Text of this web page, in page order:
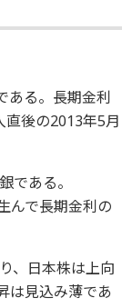
ある。長期金利
後の2013年5月
である。
んで長期金利の
、日本株は上向
は見込み薄であ